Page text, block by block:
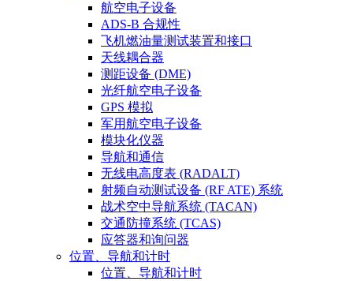
航空电子设备
ADS-B 合规性
飞机燃油量测试装置和接口
天线耦合器
测距设备 (DME)
光纤航空电子设备
GPS 模拟
军用航空电子设备
模块化仪器
导航和通信
无线电高度表 (RADALT)
射频自动测试设备 (RF ATE) 系统
战术空中导航系统 (TACAN)
交通防撞系统 (TCAS)
应答器和询问器
位置、导航和计时
位置、导航和计时